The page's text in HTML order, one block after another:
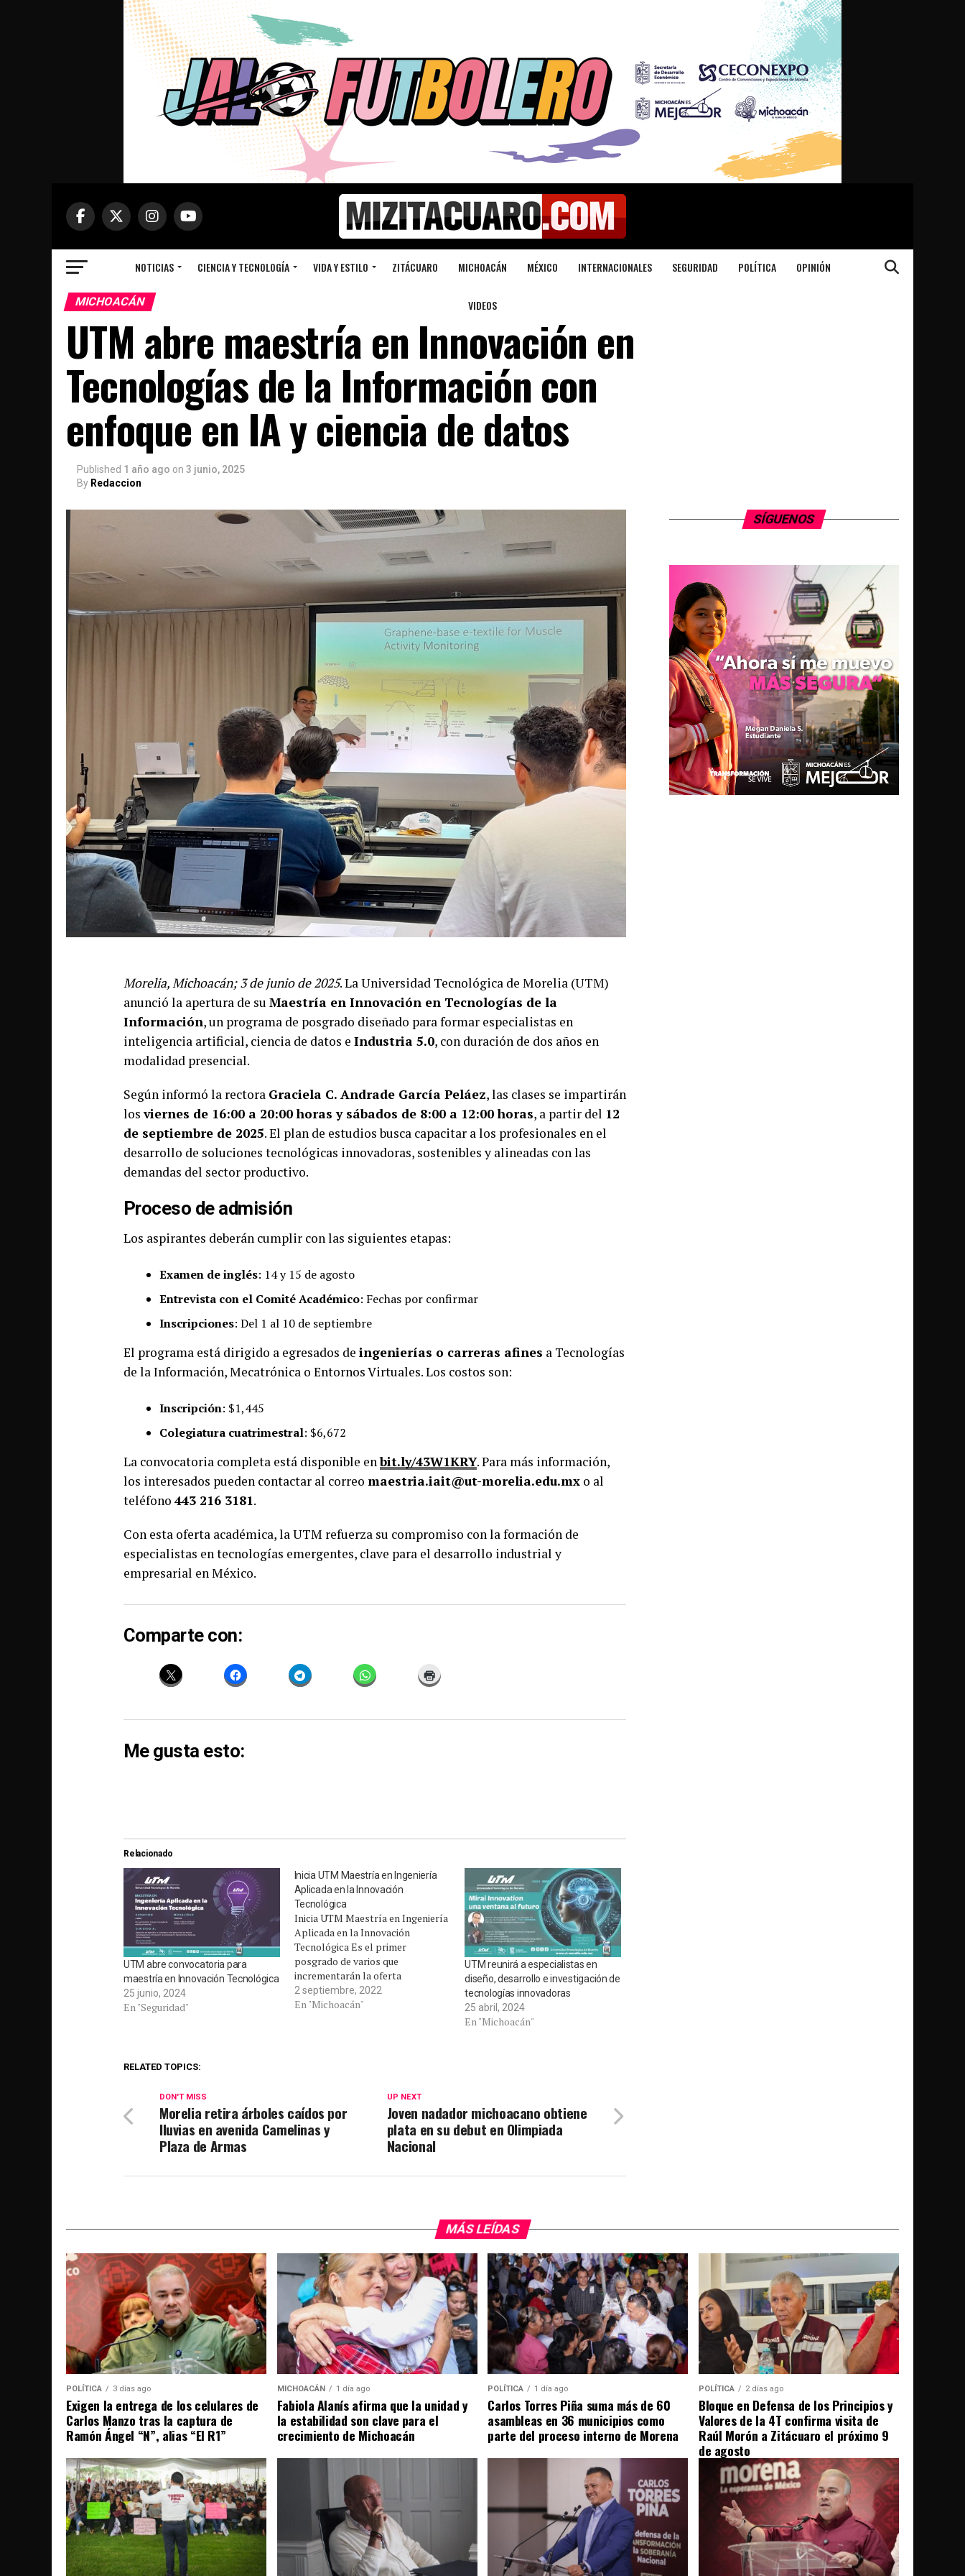
NOTICIAS CIENCIA Y TECNOLOGÍA VIDA Y ESTILO ZITÁCUARO MICHOACÁN MÉXICO INTERNACIONALES SEGURIDAD POLÍTICA OPINIÓN
VIDEOS
MICHOACÁN
UTM abre maestría en Innovación en
Tecnologías de la Información con
enfoque en IA y ciencia de datos
Published 1 año ago on 3 junio, 2025
By Redaccion
Morelia, Michoacán; 3 de junio de 2025. La Universidad Tecnológica de Morelia (UTM)
anunció la apertura de su Maestría en Innovación en Tecnologías de la
Información, un programa de posgrado diseñado para formar especialistas en
inteligencia artificial, ciencia de datos e Industria 5.0, con duración de dos años en
modalidad presencial.
Según informó la rectora Graciela C. Andrade García Peláez, las clases se impartirán
losviernes de 16:00 a 20:00 horas y sábados de 8:00 a 12:00 horas, a partir del 12
de septiembre de 2025. El plan de estudios busca capacitar a los profesionales en el
desarrollo de soluciones tecnológicas innovadoras, sostenibles y alineadas con las
demandas del sector productivo.
Proceso de admisión
Los aspirantes deberán cumplir con las siguientes etapas:
Examen de inglés: 14 y 15 de agosto
Entrevista con el Comité Académico: Fechas por confirmar
Inscripciones: Del 1 al 10 de septiembre
El programa está dirigido a egresados de ingenierías o carreras afines a Tecnologías
de la Información, Mecatrónica o Entornos Virtuales. Los costos son:
Inscripción: $1,445
Colegiatura cuatrimestral: $6,672
La convocatoria completa está disponible enbit.ly/43W1KRY. Para más información,
los interesados pueden contactar al correo maestria.iait@ut-morelia.edu.mx o al
teléfono 443 216 3181.
Con esta oferta académica, la UTM refuerza su compromiso con la formación de
especialistas en tecnologías emergentes, clave para el desarrollo industrial y
empresarial en México.
Comparte con:
Me gusta esto:
Relacionado
UTM abre convocatoria para
maestría en Innovación Tecnológica
25 junio, 2024
En "Seguridad"
Inicia UTM Maestría en Ingeniería
Aplicada en la Innovación
Tecnológica
Inicia UTM Maestría en Ingeniería
Aplicada en la Innovación
Tecnológica Es el primer
posgrado de varios que
incrementarán la oferta
académica. Morelia, Michoacán a
31 de agosto de 2022.- La
2 septiembre, 2022
En "Michoacán"
UTM reunirá a especialistas en
diseño, desarrollo e investigación de
tecnologías innovadoras
25 abril, 2024
En "Michoacán"
RELATED TOPICS:
UP NEXT
Joven nadador michoacano obtiene
plata en su debut en Olimpiada
Nacional
DON'T MISS
Morelia retira árboles caídos por
lluvias en avenida Camelinas y
Plaza de Armas
SÍGUENOS
MÁS LEÍDAS
POLÍTICA 3 días ago
Exigen la entrega de los celulares de
Carlos Manzo tras la captura de
Ramón Ángel “N”, alias “El R1”
MICHOACÁN 1 día ago
Fabiola Alanís afirma que la unidad y
la estabilidad son clave para el
crecimiento de Michoacán
POLÍTICA 1 día ago
Carlos Torres Piña suma más de 60
asambleas en 36 municipios como
parte del proceso interno de Morena
POLÍTICA 2 días ago
Bloque en Defensa de los Principios y
Valores de la 4T confirma visita de
Raúl Morón a Zitácuaro el próximo 9
de agosto